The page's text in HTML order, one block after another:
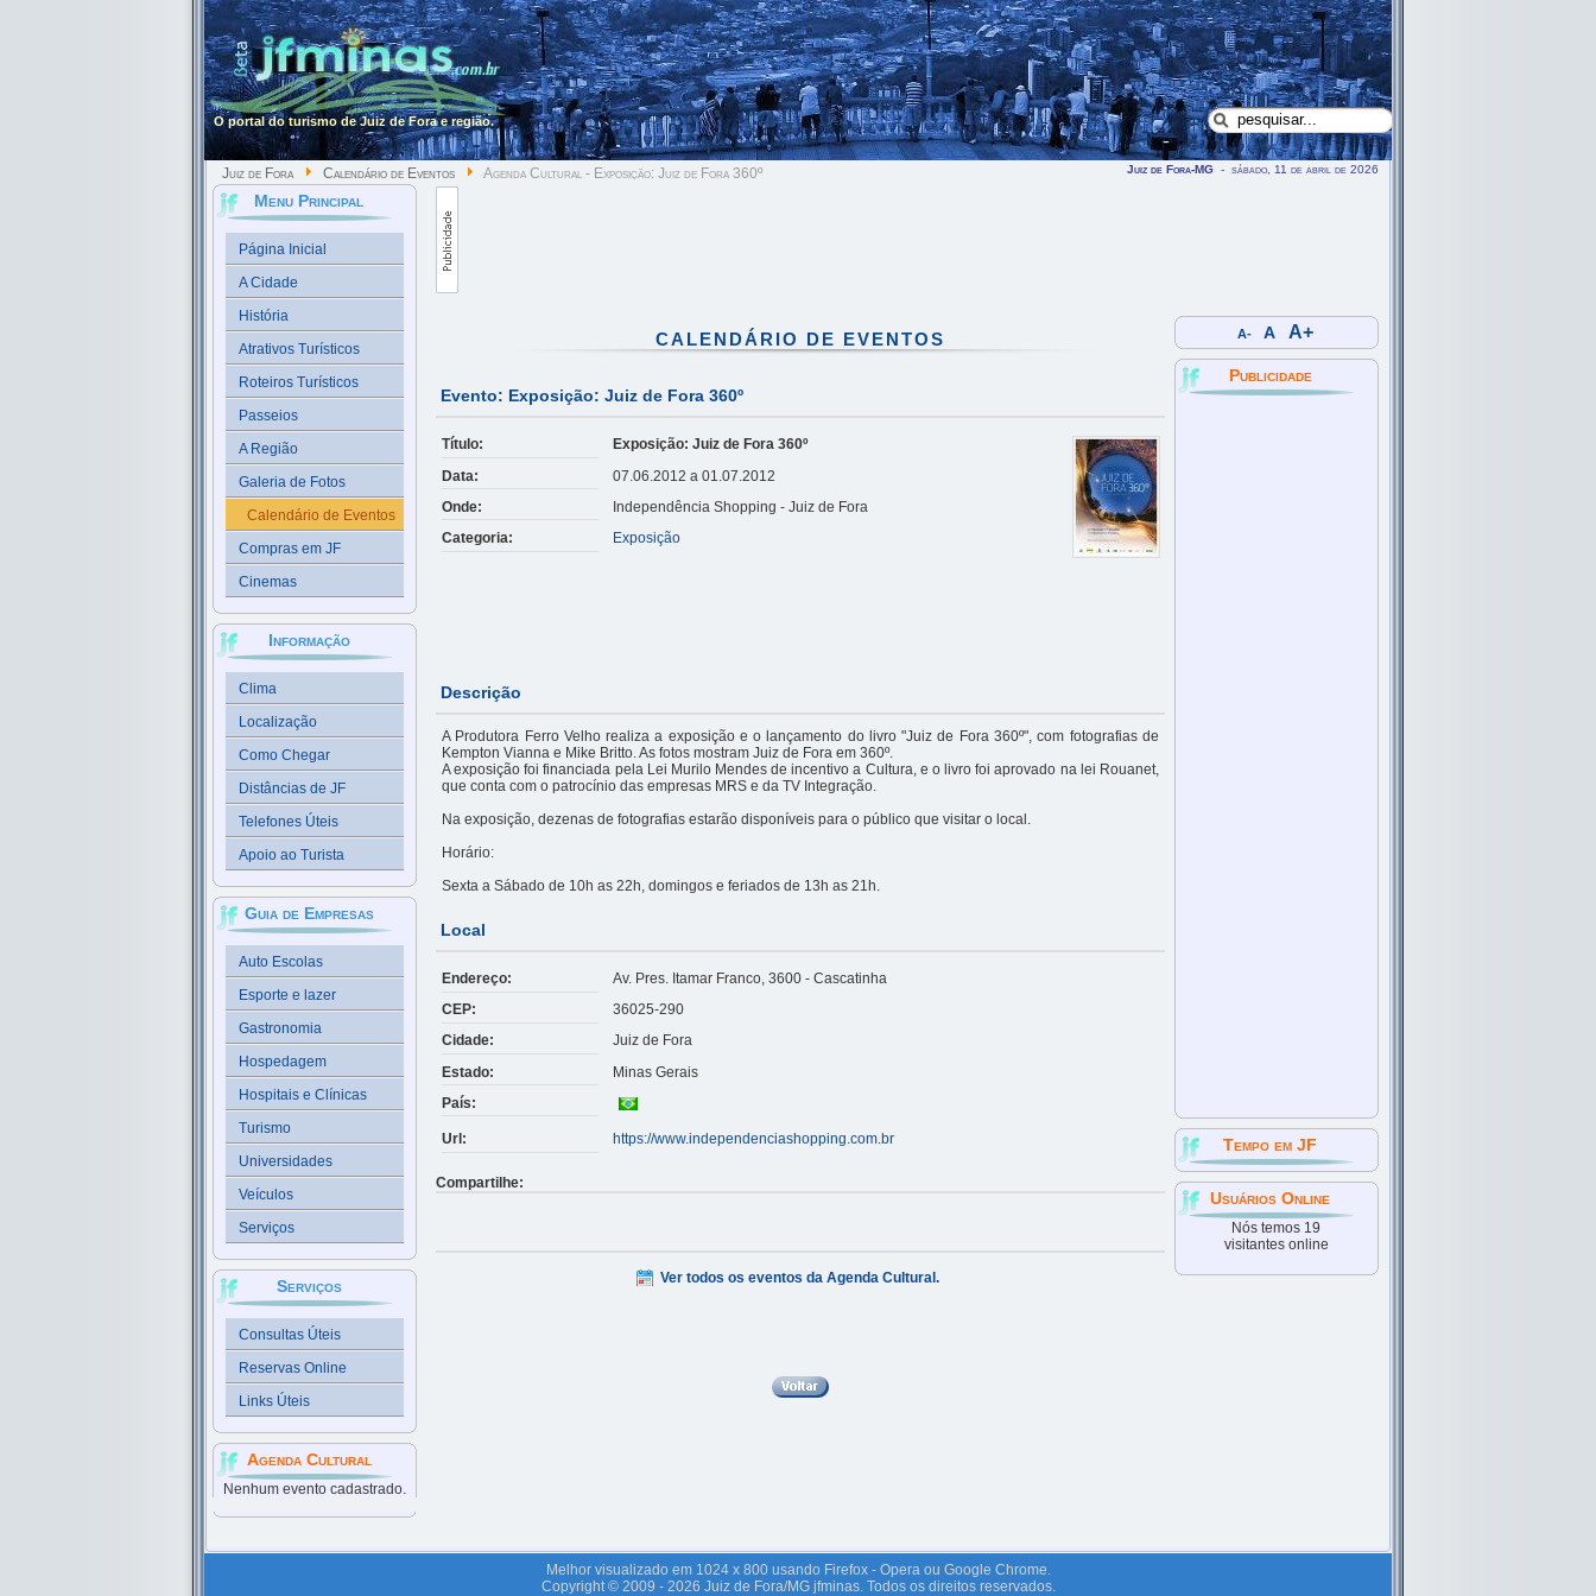
O portal do turismo de Juiz de Fora e região.
Juiz de Fora Calendário de Eventos Agenda Cultural - Exposição: Juiz de Fora 360º Juiz de Fora-MG - sábado, 11 de abril de 2026
Menu Principal
Página Inicial
A Cidade
História
Atrativos Turísticos
Roteiros Turísticos
Passeios
A Região
Galeria de Fotos
Calendário de Eventos
Compras em JF
Cinemas
Informação
Clima
Localização
Como Chegar
Distâncias de JF
Telefones Úteis
Apoio ao Turista
Guia de Empresas
Auto Escolas
Esporte e lazer
Gastronomia
Hospedagem
Hospitais e Clínicas
Turismo
Universidades
Veículos
Serviços
Serviços
Consultas Úteis
Reservas Online
Links Úteis
Agenda Cultural
Nenhum evento cadastrado.
CALENDÁRIO DE EVENTOS
Evento: Exposição: Juiz de Fora 360º
Título:
Exposição: Juiz de Fora 360º
Data:
07.06.2012 a 01.07.2012
Onde:
Independência Shopping - Juiz de Fora
Categoria:
Exposição
Descrição
A Produtora Ferro Velho realiza a exposição e o lançamento do livro "Juiz de Fora 360º", com fotografias de
Kempton Vianna e Mike Britto. As fotos mostram Juiz de Fora em 360º.
A exposição foi financiada pela Lei Murilo Mendes de incentivo a Cultura, e o livro foi aprovado na lei Rouanet,
que conta com o patrocínio das empresas MRS e da TV Integração.
Na exposição, dezenas de fotografias estarão disponíveis para o público que visitar o local.
Horário:
Sexta a Sábado de 10h as 22h, domingos e feriados de 13h as 21h.
Local
Endereço:
Av. Pres. Itamar Franco, 3600 - Cascatinha
CEP:
36025-290
Cidade:
Juiz de Fora
Estado:
Minas Gerais
País:
Url: https://www.independenciashopping.com.br
Compartilhe:
Ver todos os eventos da Agenda Cultural.
A- A A+
Publicidade
Tempo em JF
Usuários Online
Nós temos 19
visitantes online
Melhor visualizado em 1024 x 800 usando Firefox - Opera ou Google Chrome.
Copyright © 2009 - 2026 Juiz de Fora/MG jfminas. Todos os direitos reservados.